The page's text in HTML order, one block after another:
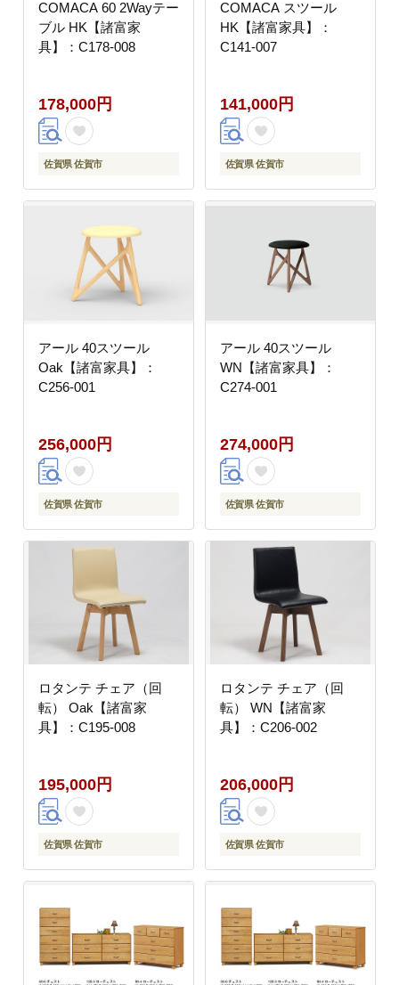
COMACA 60 2Wayテー
ブル HK【諸富家
具】：C178-008
178,000円
佐賀県 佐賀市
COMACA スツール
HK【諸富家具】：
C141-007
141,000円
佐賀県 佐賀市
アール 40スツール
Oak【諸富家具】：
C256-001
256,000円
佐賀県 佐賀市
アール 40スツール
WN【諸富家具】：
C274-001
274,000円
佐賀県 佐賀市
ロタンテ チェア（回
転） Oak【諸富家
具】：C195-008
195,000円
佐賀県 佐賀市
ロタンテ チェア（回
転） WN【諸富家
具】：C206-002
206,000円
佐賀県 佐賀市